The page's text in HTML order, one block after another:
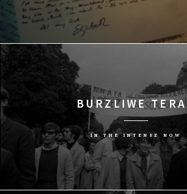
BURZLIWE
IN THE INTENSE NOW